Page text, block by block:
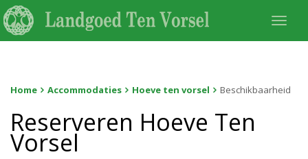
Home Accommodaties Hoeve ten vorsel Beschikbaarheid
Reserveren Hoeve Ten
Vorsel